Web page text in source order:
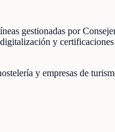
gestionadas por
y
y empresas de